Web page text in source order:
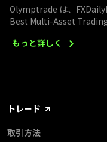
Olymptrade は、
Best Multi-Asset
もっと詳しく
トレード
取引方法